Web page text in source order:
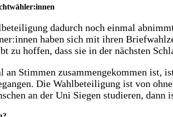
dadurch noch einmal
haben sich mit ihren
zu hoffen, dass sie in der nächsten
an Stimmen zusammengekommen ist,
Die Wahlbeteiligung ist von
an der Uni Siegen studieren, dann